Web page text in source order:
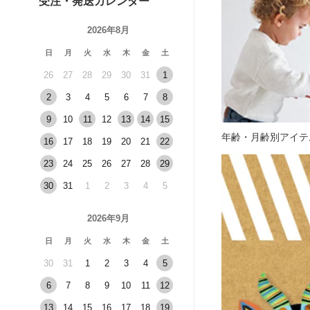
2026年8月
日 月 火 水 木 金 土
26 27 28 29 30 31 1
2 3 4 5 6 7 8
9 10 11 12 13 14 15
16 17 18 19 20 21 22
23 24 25 26 27 28 29
30 31 1 2 3 4 5
2026年9月
日 月 火 水 木 金 土
30 31 1 2 3 4 5
6 7 8 9 10 11 12
13 14 15 16 17 18 19
年齢・月齢別アイ